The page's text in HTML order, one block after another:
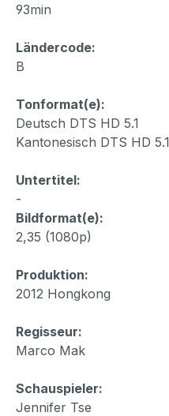
93min
Ländercode:
B
Tonformat(e):
Deutsch DTS HD 5.1
Kantonesisch DTS HD 5.1
Untertitel:
-
Bildformat(e):
2,35 (1080p)
Produktion:
2012 Hongkong
Regisseur:
Marco Mak
Schauspieler:
Jennifer Tse